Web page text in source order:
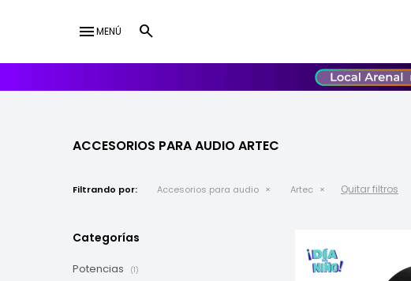
menuMENÚ
ACCESORIOS PARA AUDIO ARTEC
Filtrando por: Accesorios para audio Artec Quitar filtros
Categorías
Potencias (1)